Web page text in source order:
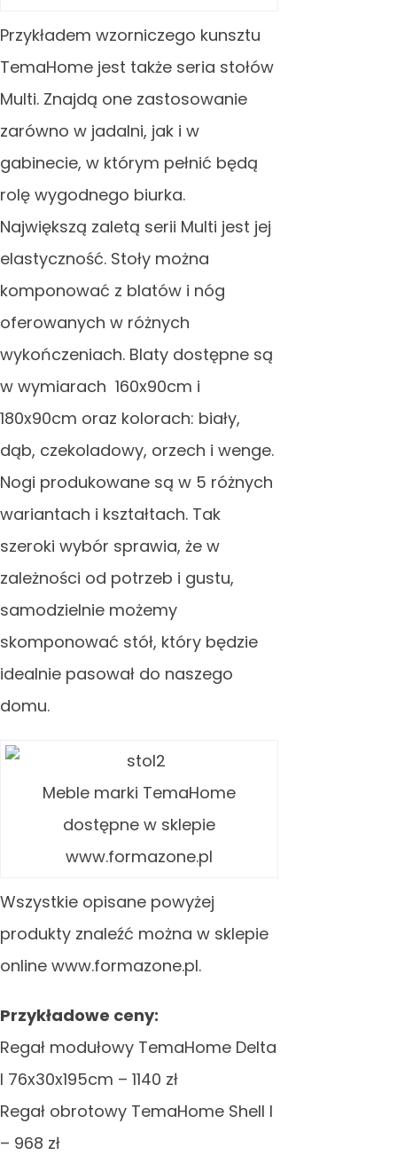
Przykładem wzorniczego kunsztu
TemaHome jest także seria stołów
Multi. Znajdą one zastosowanie
zarówno w jadalni, jak i w
gabinecie, w którym pełnić będą
rolę wygodnego biurka.
Największą zaletą serii Multi jest jej
elastyczność. Stoły można
komponować z blatów i nóg
oferowanych w różnych
wykończeniach. Blaty dostępne są
w wymiarach 160x90cm i
180x90cm oraz kolorach: biały,
dąb, czekoladowy, orzech i wenge.
Nogi produkowane są w 5 różnych
wariantach i kształtach. Tak
szeroki wybór sprawia, że w
zależności od potrzeb i gustu,
samodzielnie możemy
skomponować stół, który będzie
idealnie pasował do naszego
domu.
Meble marki TemaHome
dostępne w sklepie
www.formazone.pl
Wszystkie opisane powyżej
produkty znaleźć można w sklepie
online www.formazone.pl.
Przykładowe ceny:
Regał modułowy TemaHome Delta
I 76x30x195cm – 1140 zł
Regał obrotowy TemaHome Shell I
– 968 zł